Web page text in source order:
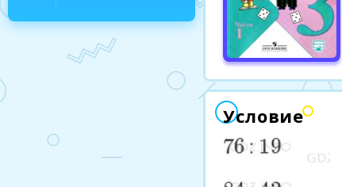
Условие